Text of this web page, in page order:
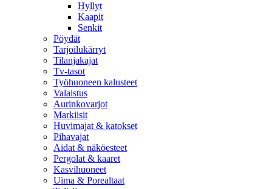
Hyllyt
Kaapit
Senkit
Pöydät
Tarjoilukärryt
Tilanjakajat
Tv-tasot
Työhuoneen kalusteet
Valaistus
Aurinkovarjot
Markiisit
Huvimajat & katokset
Pihavajat
Aidat & näköesteet
Pergolat & kaaret
Kasvihuoneet
Uima & Porealtaat